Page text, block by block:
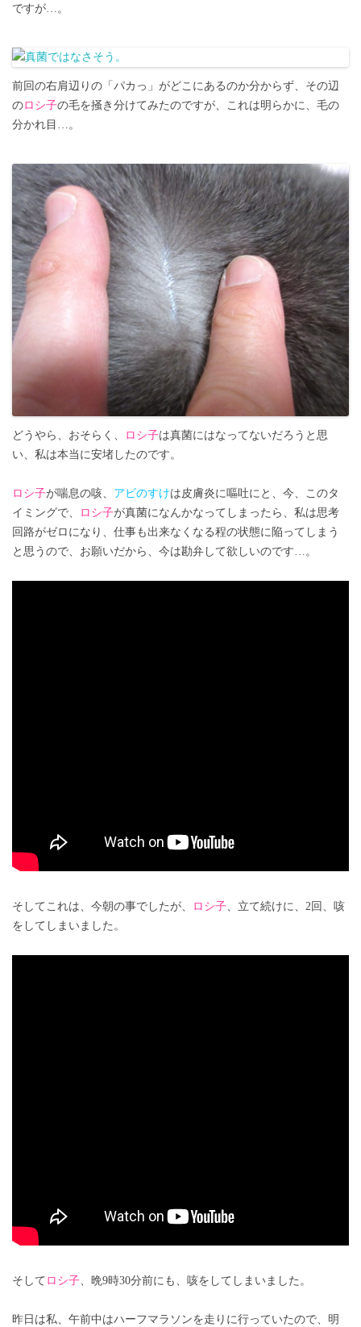
ですが…。
前回の右肩辺りの「パカっ」がどこにあるのか分からず、その辺
のロシ子の毛を掻き分けてみたのですが、これは明らかに、毛の
分かれ目…。
どうやら、おそらく、 ロシ子は真菌にはなってないだろうと思
い、私は本当に安堵したのです。
ロシ子が喘息の咳、 アビのすけは皮膚炎に嘔吐にと、今、このタ
イミングで、
ロシ子が真菌になんかなってしまったら、私は思考
回路がゼロになり、仕事も出来なくなる程の状態に陥ってしまう
と思うので、お願いだから、今は勘弁して欲しいのです…。
そしてこれは、今朝の事でしたが、 ロシ子、立て続けに、2回、咳
をしてしまいました。
そして ロシ子、晩9時30分前にも、咳をしてしまいました。
昨日は私、午前中はハーフマラソンを走りに行っていたので、明